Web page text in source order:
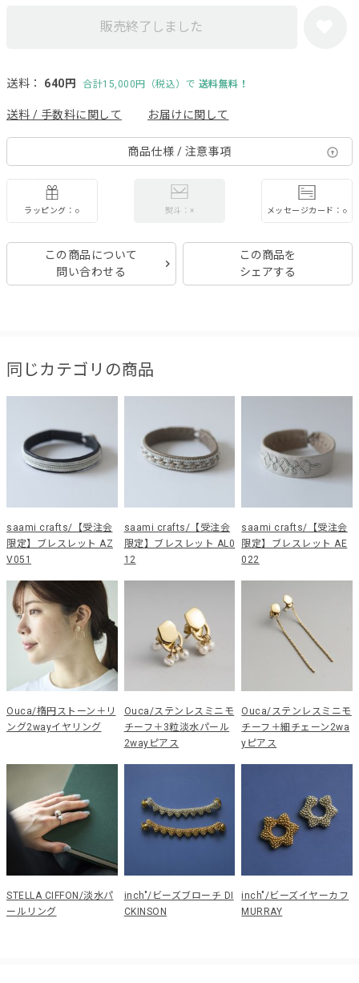
販売終了しました
送料： 640円 合計15,000円（税込）で 送料無料！
送料 / 手数料に関して お届けに関して
商品仕様 / 注意事項
ラッピング：○ 熨斗：× メッセージカード：○
この商品について
問い合わせる
この商品を
シェアする
同じカテゴリの商品
saami crafts/【受注会
限定】ブレスレット AZ
V051
saami crafts/【受注会
限定】ブレスレット AL0
12
saami crafts/【受注会
限定】ブレスレット AE
022
Ouca/楕円ストーン＋リ
ング2wayイヤリング
Ouca/ステンレスミニモ
チーフ＋3粒淡水パール
2wayピアス
Ouca/ステンレスミニモ
チーフ＋細チェーン2wa
yピアス
STELLA CIFFON/淡水パ
ールリング
inch"/ビーズブローチ DI
CKINSON
inch"/ビーズイヤーカフ
MURRAY